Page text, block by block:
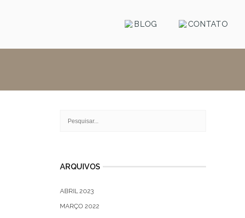
BLOG CONTATO
ARQUIVOS
ABRIL 2023
MARÇO 2022